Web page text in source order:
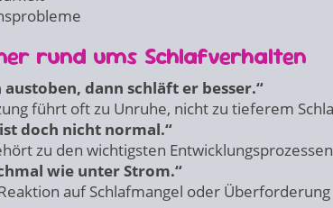
rund ums Schlafverhalten
austoben, dann schläft er besser.“
führt oft zu Unruhe, nicht zu tieferem
doch nicht normal.“
zu den wichtigsten
wie unter Strom.“
auf Schlafmangel oder